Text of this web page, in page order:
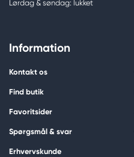
Lørdag & søndag: lukket
Information
Kontakt os
Find butik
Favoritsider
Spørgsmål & svar
Erhvervskunde